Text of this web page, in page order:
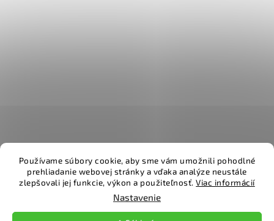
Používame súbory cookie, aby sme vám umožnili pohodlné
prehliadanie webovej stránky a vďaka analýze neustále
zlepšovali jej funkcie, výkon a použiteľnosť.Viac informácií
Nastavenie
Vytvoril Shoptet